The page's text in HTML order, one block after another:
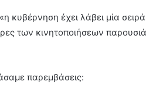
κυβέρνηση έχει λάβει μία
των κινητοποιήσεων
παρεμβάσεις: